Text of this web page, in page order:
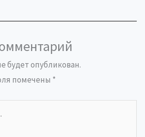
будет опубликован.
помечены *